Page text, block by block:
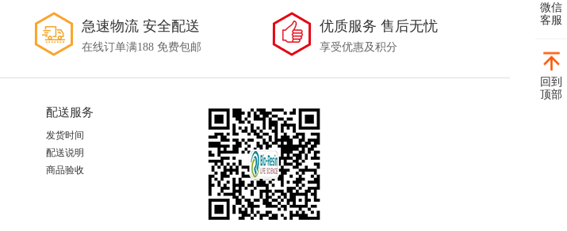
急速物流 安全配送
在线订单满188 免费包邮
优质服务 售后无忧
享受优惠及积分
配送服务
发货时间
配送说明
商品验收
微信
客服
回到
顶部